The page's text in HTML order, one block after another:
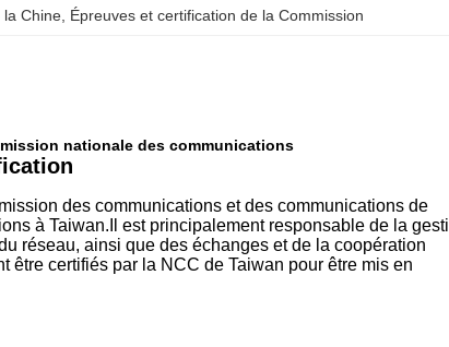
la Chine Épreuves et certification de la Commission
nationale des communications
des communications et des communications de
à Taiwan.Il est principalement responsable de la
réseau, ainsi que des échanges et de la coopération
certifiés par la NCC de Taiwan pour être mis en